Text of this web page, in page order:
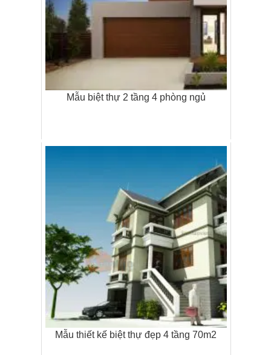
Mẫu biệt thự 2 tầng 4 phòng ngủ
Mẫu thiết kế biệt thự đẹp 4 tầng 70m2